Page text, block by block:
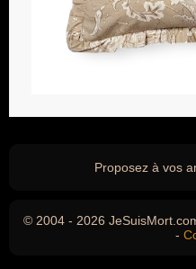
Proposez à vos
© 2004 - 2026
-